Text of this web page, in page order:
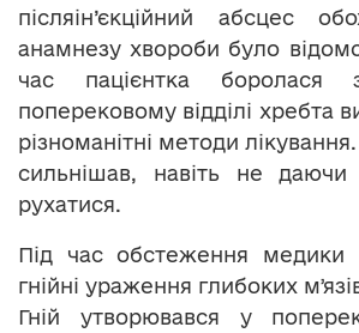
післяін’єкційний абсцес
анамнезу хвороби було
час пацієнтка
поперековому відділі хребта
різноманітні методи
сильнішав, навіть не
рухатися.
Під час обстеження медики
гнійні ураження глибоких
Гній утворювався у